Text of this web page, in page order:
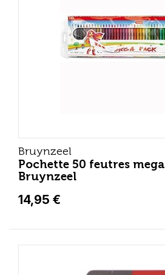
Bruynzeel
Pochette 50 feutres
Bruynzeel
14,95 €